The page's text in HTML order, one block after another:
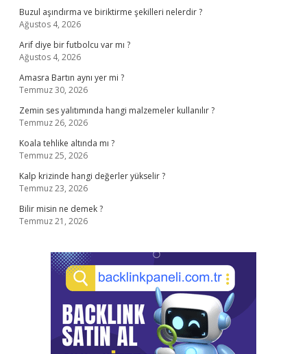
Buzul aşındırma ve biriktirme şekilleri nelerdir ?
Ağustos 4, 2026
Arif diye bir futbolcu var mı ?
Ağustos 4, 2026
Amasra Bartın aynı yer mi ?
Temmuz 30, 2026
Zemin ses yalıtımında hangi malzemeler kullanılır ?
Temmuz 26, 2026
Koala tehlike altında mı ?
Temmuz 25, 2026
Kalp krizinde hangi değerler yükselir ?
Temmuz 23, 2026
Bilir misin ne demek ?
Temmuz 21, 2026